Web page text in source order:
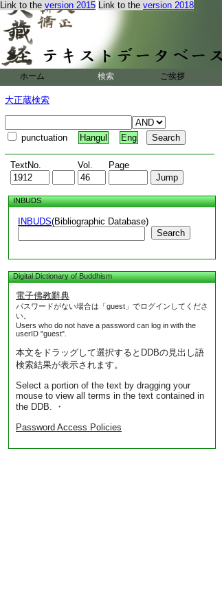
Link to the version 2015 Link to the version 2018
ホーム 検索 ご挨拶
大正蔵検索
punctuation Hangul Eng
TextNo. Vol. Page
INBUDS
INBUDS(Bibliographic Database)
Search
Digital Dictionary of Buddhism
電子佛教辭典
パスワードがない場合は「guest」でログインしてくださ
い。
Users who do not have a password can log in with the
userID "guest".
本文をドラッグして選択するとDDBの見出し語
検索結果が表示されます。
Select a portion of the text by dragging your
mouse to view all terms in the text contained in
the DDB. ・
Password Access Policies